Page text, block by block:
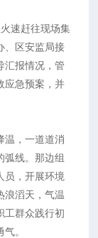
速赶往现场集
、区安监局接
汇报情况，管
应急预案，并
，一道道消
弧线。那边组
员，开展环境
浪滔天，气温
工群众践行初
。